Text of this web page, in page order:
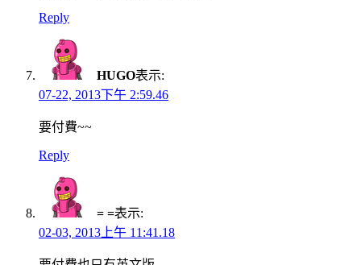
Reply
HUGO表示:
07-22, 2013下午 2:59.46
要付費~~
Reply
= =表示:
02-03, 2013上午 11:41.18